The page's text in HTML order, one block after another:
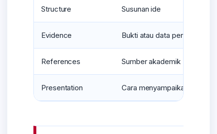
Structure Susunan ide
Evidence Bukti atau data pendukung
References Sumber akademik
Presentation Cara menyampaikan